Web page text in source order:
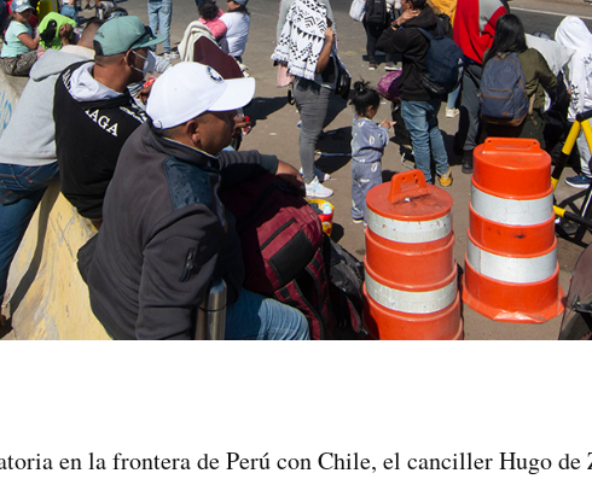
en la frontera de Perú con Chile, el canciller Hugo de